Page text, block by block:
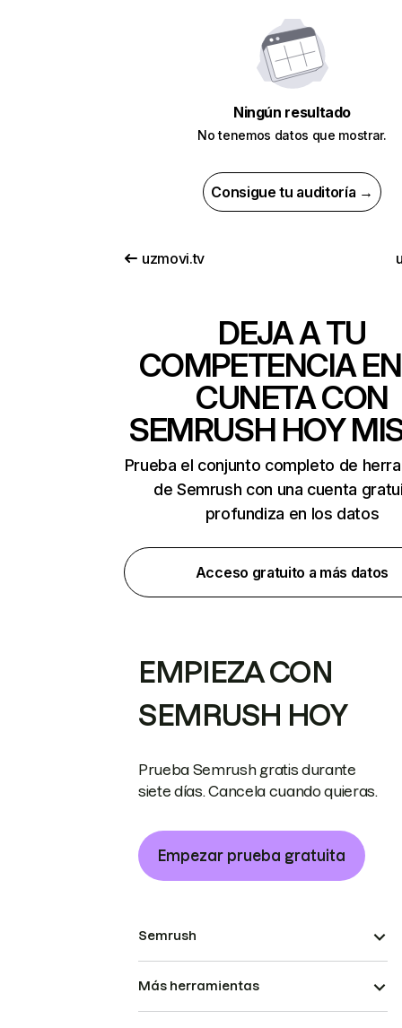
Ningún resultado
No tenemos datos que mostrar.
Consigue tu auditoría →
uzmovi.tv
DEJA A TU
COMPETENCIA
CUNETA CON
SEMRUSH HOY
Prueba el conjunto completo de
de Semrush con una cuenta
profundiza en los datos
Acceso gratuito a más datos
EMPIEZA CON
SEMRUSH HOY
Prueba Semrush gratis durante
siete días. Cancela cuando quieras.
Empezar prueba gratuita
Semrush
Más herramientas